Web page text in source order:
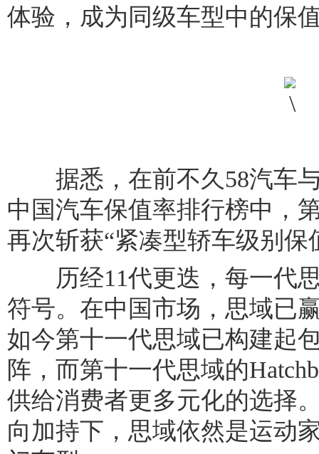
体验，成为同级车型中的保
据悉，在前不久58汽车与
中国汽车保值率排行榜中，
再次斩获“紧凑型轿车级别保
历经11代更迭，每一代思
符号。在中国市场，思域已
如今第十一代思域已构建起
阵，而第十一代思域的
供给消费者更多元化的选择
向加持下，思域依然是运动